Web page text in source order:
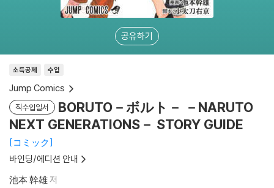
공유하기
소득공제 수입
Jump Comics
직수입일서
BORUTO－ボルト－ －NARUTO
NEXT GENERATIONS－ STORY GUIDE
コミック
바인딩/에디션 안내
池本 幹雄저